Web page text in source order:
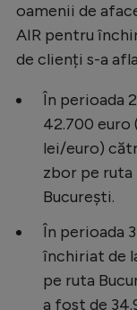
oamenii de
AIR pentru
de clienți s-a
În perioada
42.700 euro
lei/euro)
zbor pe ruta
București.
În perioada
închiriat de
pe ruta
a fost de